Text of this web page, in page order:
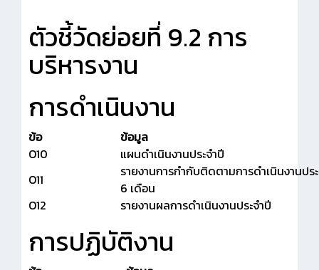
ตัวชี้วัดย่อยที่ 9.2 การ
บริหารงาน
การดำเนินงาน
ข้อ
ข้อมูล
O10
แผนดำเนินงานประจำปี
O11
รายงานการกำกับติดตามการดำเนินงานปร
6 เดือน
O12
รายงานผลการดำเนินงานประจำปี
การปฏิบัติงาน